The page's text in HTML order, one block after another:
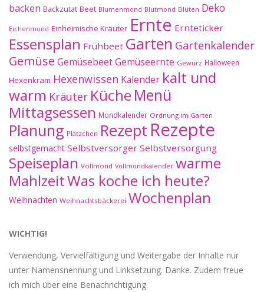
backen Backzutat Beet Blumenmond Blutmond Blüten Deko
Eichenmond Einheimische Kräuter Ernte Ernteticker
Essensplan Frühbeet Garten Gartenkalender
Gemüse GemüsebeetGemüseernte Gewürz Halloween
Hexenkram Hexenwissen Kalender kalt und
warm Kräuter Küche Menü
Mittagsessen Mondkalender Ordnung im Garten
Planung Plätzchen Rezept Rezepte
selbstgemacht Selbstversorger Selbstversorgung
Speiseplan Vollmond Vollmondkalender warme
MahlzeitWas koche ich heute?
Weihnachten Weihnachtsbäckerei Wochenplan
WICHTIG!
Verwendung, Vervielfältigung und Weitergabe der Inhalte nur
unter Namensnennung und Linksetzung. Danke. Zudem freue
ich mich über eine Benachrichtigung.